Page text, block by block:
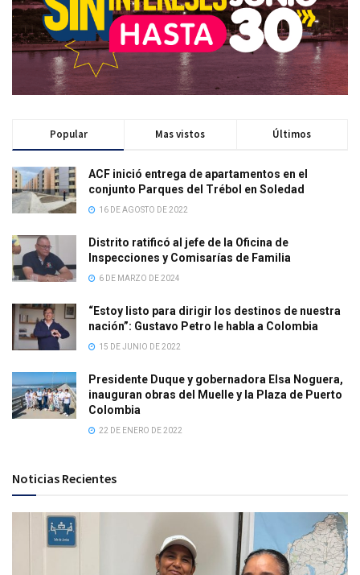
Popular Mas vistos Últimos
ACF inició entrega de apartamentos en el
conjunto Parques del Trébol en Soledad
16 DE AGOSTO DE 2022
Distrito ratificó al jefe de la Oficina de
Inspecciones y Comisarías de Familia
6 DE MARZO DE 2024
“Estoy listo para dirigir los destinos de nuestra
nación”: Gustavo Petro le habla a Colombia
15 DE JUNIO DE 2022
Presidente Duque y gobernadora Elsa Noguera,
inauguran obras del Muelle y la Plaza de Puerto
Colombia
22 DE ENERO DE 2022
Noticias Recientes